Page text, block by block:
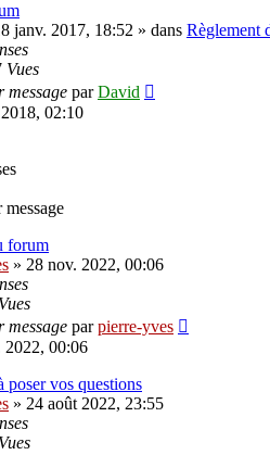
janv. 2017, 18:52 » dans Règlement
Vues
message parDavid
02:10
forum
» 28 nov. 2022, 00:06
Vues
message parpierre-yves
2022, 00:06
poser vos questions
» 24 août 2022, 23:55
Vues